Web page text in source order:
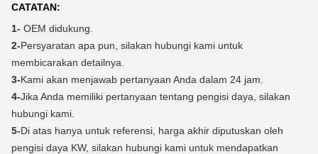
CATATAN:
1- OEM didukung.
2-Persyaratan apa pun, silakan hubungi kami untuk
membicarakan detailnya.
3-Kami akan menjawab pertanyaan Anda dalam 24 jam.
4-Jika Anda memiliki pertanyaan tentang pengisi daya, silakan
hubungi kami.
5-Di atas hanya untuk referensi, harga akhir diputuskan oleh
pengisi daya KW, silakan hubungi kami untuk mendapatkan